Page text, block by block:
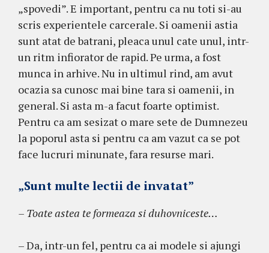
„spovedi”. E important, pentru ca nu toti si-au
scris experientele carcerale. Si oamenii astia
sunt atat de batrani, pleaca unul cate unul, intr-
un ritm infiorator de rapid. Pe urma, a fost
munca in arhive. Nu in ultimul rind, am avut
ocazia sa cunosc mai bine tara si oamenii, in
general. Si asta m-a facut foarte optimist.
Pentru ca am sesizat o mare sete de Dumnezeu
la poporul asta si pentru ca am vazut ca se pot
face lucruri minunate, fara resurse mari.
„Sunt multe lectii de invatat”
– Toate astea te formeaza si duhovniceste…
– Da, intr-un fel, pentru ca ai modele si ajungi